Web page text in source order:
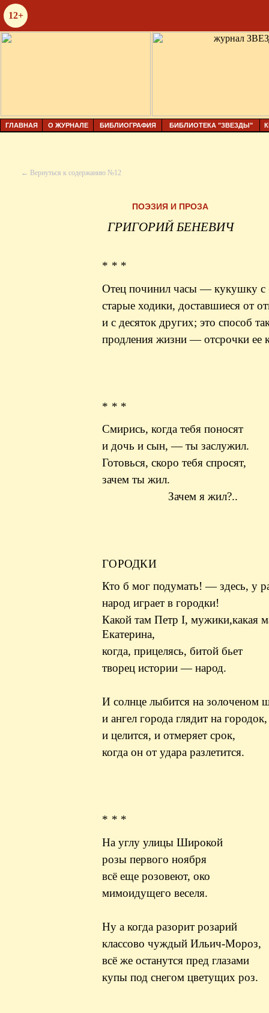
12+
ГЛАВНАЯ О ЖУРНАЛЕ БИБЛИОГРАФИЯ БИБЛИОТЕКА "ЗВЕЗДЫ"
← Вернуться к содержанию №12
ПОЭЗИЯ И ПРОЗА
ГРИГОРИЙ БЕНЕВИЧ
* * *
Отец починил часы — кукушку с
старые ходики, доставшиеся от
и с десяток других; это способ
продления жизни — отсрочки ее
* * *
Смирись, когда тебя поносят
и дочь и сын, — ты заслужил.
Готовься, скоро тебя спросят,
зачем ты жил.
Зачем я жил?..
ГОРОДКИ
Кто б мог подумать! — здесь, у
народ играет в городки!
Какой там Петр I, мужики,какая
Екатерина,
когда, прицелясь, битой бьет
творец истории — народ.
И солнце лыбится на золоченом
и ангел города глядит на городок,
и целится, и отмеряет срок,
когда он от удара разлетится.
* * *
На углу улицы Широкой
розы первого ноября
всё еще розовеют, око
мимоидущего веселя.
Ну а когда разорит розарий
классово чуждый Ильич-Мороз,
всё же останутся пред глазами
купы под снегом цветущих роз.